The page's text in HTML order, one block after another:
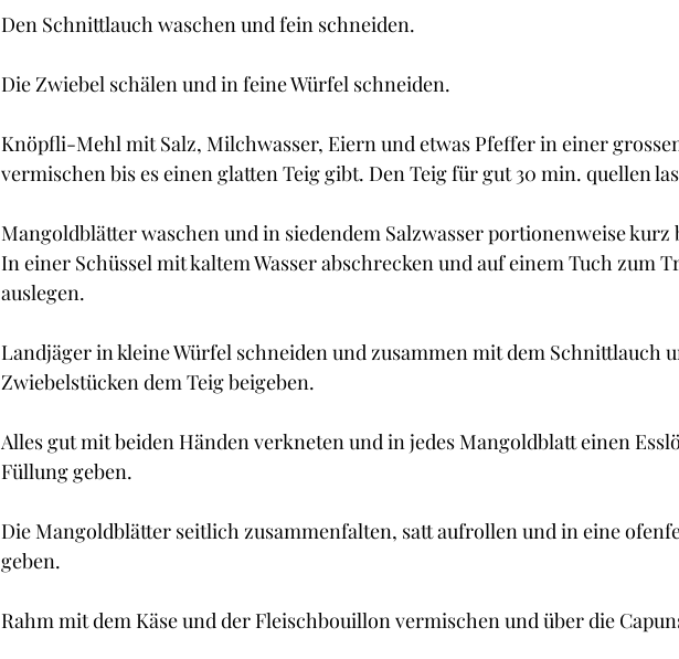
Den Schnittlauch waschen und fein schneiden.
Die Zwiebel schälen und in feine Würfel schneiden.
Knöpfli-Mehl mit Salz, Milchwasser, Eiern und etwas Pfeffer in einer
vermischen bis es einen glatten Teig gibt. Den Teig für gut 30 min. quellen
Mangoldblätter waschen und in siedendem Salzwasser portionenweise kurz
In einer Schüssel mit kaltem Wasser abschrecken und auf einem Tuch zum
auslegen.
Landjäger in kleine Würfel schneiden und zusammen mit dem Schnittlauch
Zwiebelstücken dem Teig beigeben.
Alles gut mit beiden Händen verkneten und in jedes Mangoldblatt einen
Füllung geben.
Die Mangoldblätter seitlich zusammenfalten, satt aufrollen und in eine
geben.
Rahm mit dem Käse und der Fleischbouillon vermischen und über die